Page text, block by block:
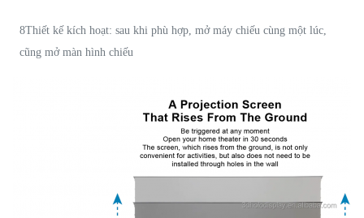
8Thiết kế kích hoạt: sau khi phù hợp, mở máy chiếu cùng một lúc,
cũng mở màn hình chiếu